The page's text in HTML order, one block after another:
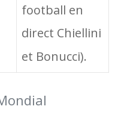
football en
direct Chiellini
et Bonucci).